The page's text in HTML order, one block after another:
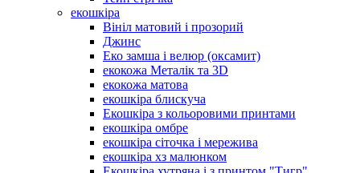
екошкіра
Вініл матовий і прозорий
Джинс
Еко замша і велюр (оксамит)
екокожа Металік та 3D
екокожа матова
екошкіра блискуча
Екошкіра з кольоровими принтами
екошкіра омбре
екошкіра сіточка і мережива
екошкіра хз малюнком